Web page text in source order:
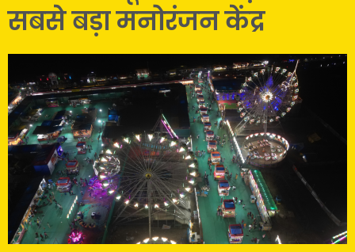
सबसे बड़ा मनोरंजन केंद्र